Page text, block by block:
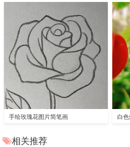
手绘玫瑰花图片简笔画 白
相关推荐